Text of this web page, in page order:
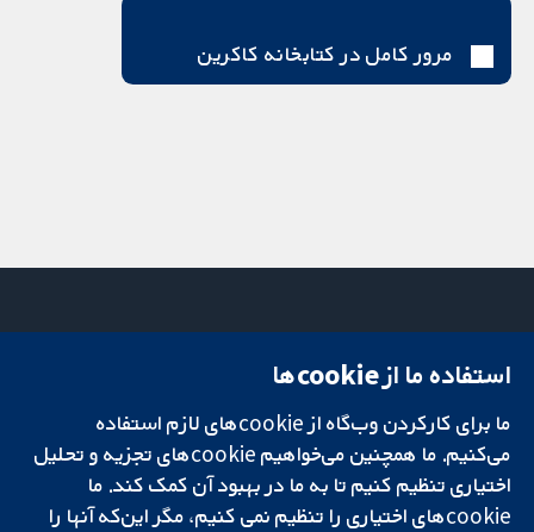
مرور کامل در کتابخانه کاکرین
تحقیقات قابل
اعتماد.
تصمیم‌گیری آگاهانه.
سلامت بهتر.
میدان کاوندیش
لندن
W1G 0AN
بریتانیا
دفتر رسانه‌ای
درباره ما
فرصت‌های
شغلی
استفاده ما از cookie‌ها
ما برای کارکردن وب‌گاه از cookie‌های لازم استفاده
می‌کنیم. ما همچنین می‌خواهیم cookie‌های تجزیه و تحلیل
اختیاری تنظیم کنیم تا به ما در بهبود آن کمک کند. ما
cookie‌های اختیاری را تنظیم نمی کنیم، مگر این‌که آنها را